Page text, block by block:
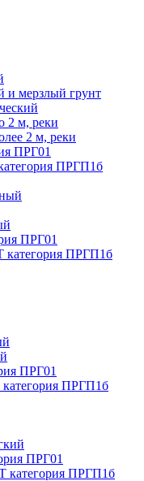
мерзлый грунт
2 м, реки
2 м, реки
ПРГ01
ПРГП1б
ПРГ01
ПРГП1б
ПРГ01
ПРГП1б
ПРГ01
ПРГП1б